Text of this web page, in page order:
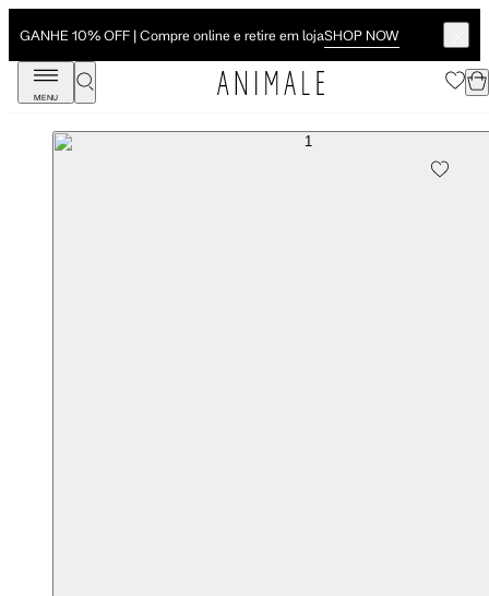
GANHE 10% OFF | Compre online e retire em lojaSHOP NOW
MENU